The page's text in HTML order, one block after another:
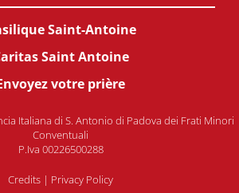
Saint-Antoine
Saint Antoine
votre prière
Italiana di S. Antonio di Padova dei Frati Minori
Conventuali
P.Iva 00226500288
Credits | Privacy Policy